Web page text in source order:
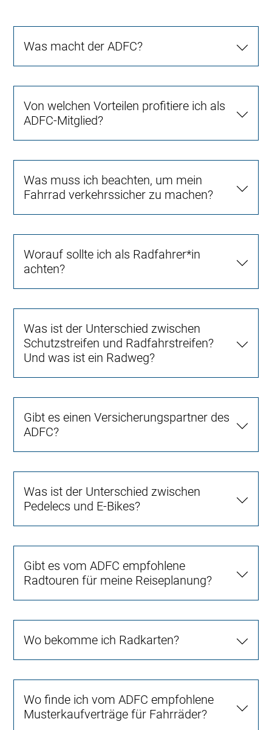
Was macht der ADFC?
Von welchen Vorteilen profitiere ich als
ADFC-Mitglied?
Was muss ich beachten, um mein
Fahrrad verkehrssicher zu machen?
Worauf sollte ich als Radfahrer*in
achten?
Was ist der Unterschied zwischen
Schutzstreifen und Radfahrstreifen?
Und was ist ein Radweg?
Gibt es einen Versicherungspartner des
ADFC?
Was ist der Unterschied zwischen
Pedelecs und E-Bikes?
Gibt es vom ADFC empfohlene
Radtouren für meine Reiseplanung?
Wo bekomme ich Radkarten?
Wo finde ich vom ADFC empfohlene
Musterkaufverträge für Fahrräder?